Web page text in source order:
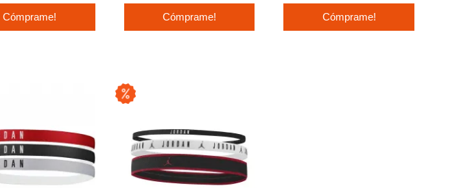
Cómprame! Cómprame! Cómprame!